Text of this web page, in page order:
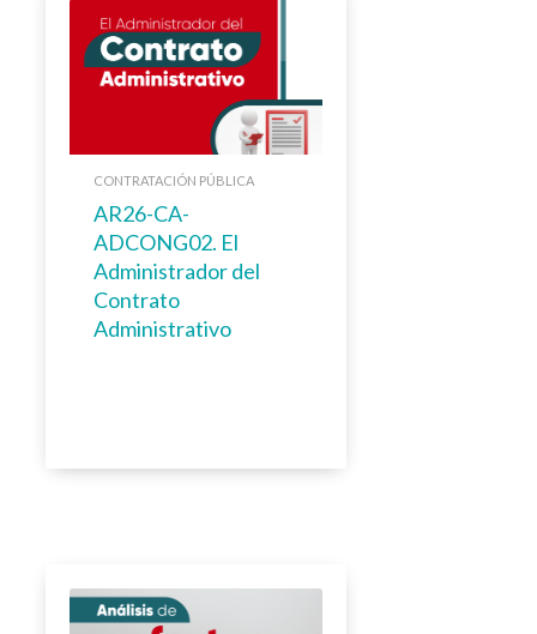
CONTRATACIÓN PÚBLICA
AR26-CA-
ADCONG02. El
Administrador del
Contrato
Administrativo